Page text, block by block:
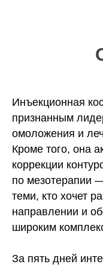
Инъекционная
признанным
омоложения и
Кроме того, она
коррекции
по мезотерапии
теми, кто хочет
направлении и
широким
За пять дней